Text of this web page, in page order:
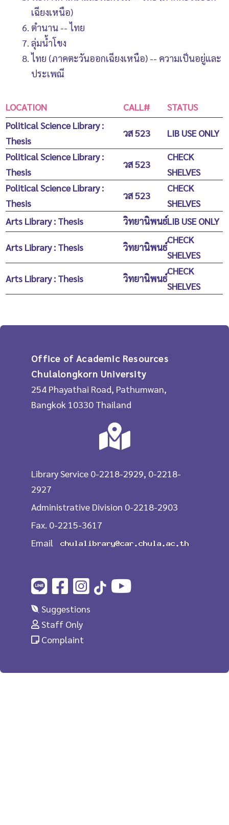
เฉียงเหนือ)
ตำนาน -- ไทย
ลุ่มน้ำโขง
ไทย (ภาคตะวันออกเฉียงเหนือ) -- ความเป็นอยู่และ
ประเพณี
LOCATION CALL#
STATUS
Political Science Library :
Thesis
วส 523
LIB USE ONLY
Political Science Library :
Thesis
วส 523
CHECK
SHELVES
Political Science Library :
Thesis
วส 523
CHECK
SHELVES
Arts Library : Thesis
วิทยานิพนธ์LIB USE ONLY
Arts Library : Thesis วิทยานิพนธ์
CHECK
SHELVES
Arts Library : Thesis
วิทยานิพนธ์
CHECK
SHELVES
Office of Academic Resources
Chulalongkorn University
254 Phayathai Road, Pathumwan,
Bangkok 10330 Thailand
Library Service 0-2218-2929, 0-2218-
2927
Administrative Division 0-2218-2903
Fax. 0-2215-3617
Email
Suggestions
Staff Only
Complaint